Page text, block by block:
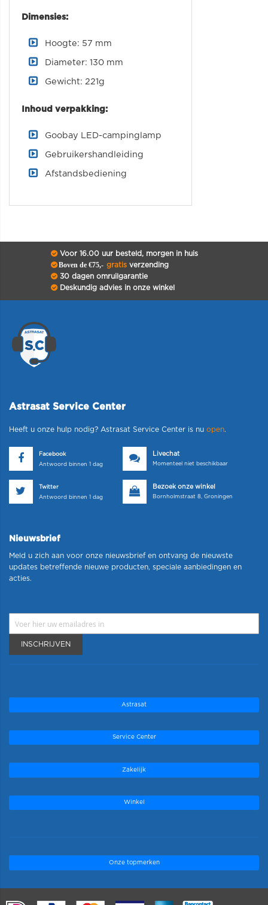
Dimensies:
Hoogte: 57 mm
Diameter: 130 mm
Gewicht: 221g
Inhoud verpakking:
Goobay LED-campinglamp
Gebruikershandleiding
Afstandsbediening
Voor 16.00 uur besteld, morgen in huis
Boven de €75,- gratisverzending
30 dagen omruilgarantie
Deskundig advies in onze winkel
Astrasat Service Center
Heeft u onze hulp nodig? Astrasat Service Center is nu open.
Facebook
Antwoord binnen 1 dag
Livechat
Momenteel niet beschikbaar
Twitter
Antwoord binnen 1 dag
Bezoek onze winkel
Bornholmstraat 8, Groningen
Nieuwsbrief
Meld u zich aan voor onze nieuwsbrief en ontvang de nieuwste
updates betreffende nieuwe producten, speciale aanbiedingen en
acties.
INSCHRIJVEN
Astrasat
Service Center
Zakelijk
Winkel
Onze topmerken
.